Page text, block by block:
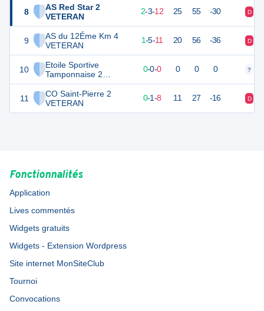
8
AS Red Star 2
VETERAN
9
AS du 12Éme Km 4
VETERAN
10
Etoile Sportive
Tamponnaise 2
VETERAN
11
CO Saint-Pierre 2
VETERAN
2-3-12 25 55 -30 D
25 1-5-11 20 56 -36 D
0-0-0 0 0 0 ?
10 0-1-8 11 27 -16 D
Fonctionnalités
Application
Lives commentés
Widgets gratuits
Widgets - Extension Wordpress
Site internet MonSiteClub
Tournoi
Convocations